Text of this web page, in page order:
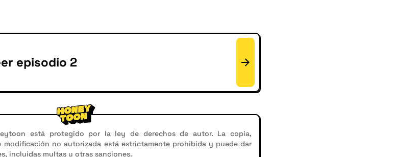
episodio 2
está protegido por la ley de derechos de autor. La copia,
no autorizada está estrictamente prohibida y puede dar
incluidas multas u otras sanciones.